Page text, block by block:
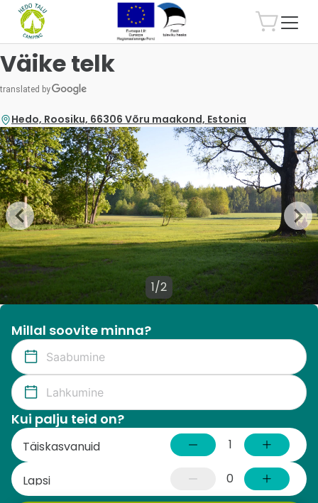
Väike telk
Hedo, Roosiku, 66306 Võru maakond, Estonia
1/2
Millal soovite minna?
Kui palju teid on?
Täiskasvanuid 1
Lapsi 0